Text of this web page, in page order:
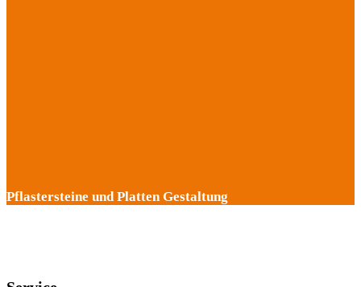
Pflastersteine und Platten Gestaltung